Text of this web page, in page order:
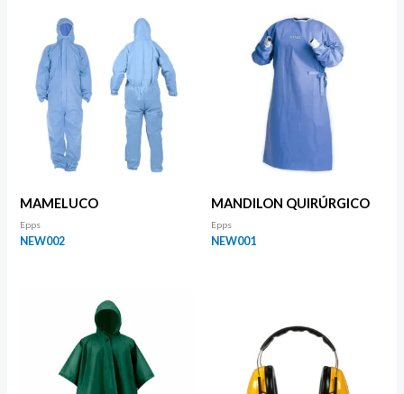
MAMELUCO
Epps
NEW002
MANDILON QUIRÚRGICO
Epps
NEW001